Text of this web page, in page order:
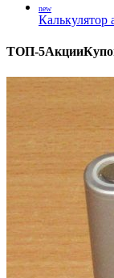
new
Калькулятор
ТОП-5Акции